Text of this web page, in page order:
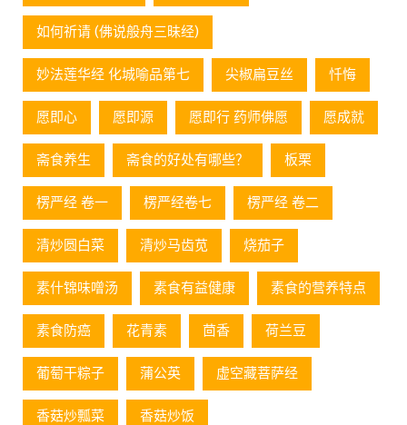
如何祈请 (佛说般舟三昧经)
妙法莲华经 化城喻品第七 尖椒扁豆丝 忏悔
愿即心 愿即源 愿即行 药师佛愿 愿成就
斋食养生 斋食的好处有哪些？ 板栗
楞严经 卷一 楞严经卷七 楞严经 卷二
清炒圆白菜 清炒马齿苋 烧茄子
素什锦味噌汤 素食有益健康 素食的营养特点
素食防癌 花青素 茴香 荷兰豆
葡萄⼲粽⼦ 蒲公英 虚空藏菩萨经
香菇炒瓢菜 香菇炒饭